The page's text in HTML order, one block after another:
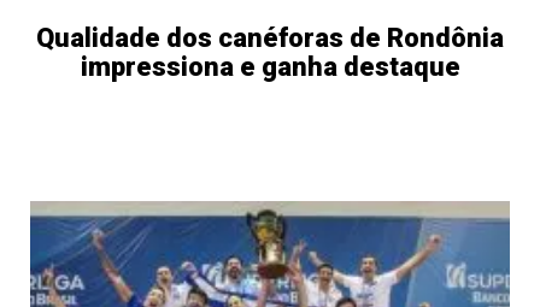
Qualidade dos canéforas de Rondônia
impressiona e ganha destaque